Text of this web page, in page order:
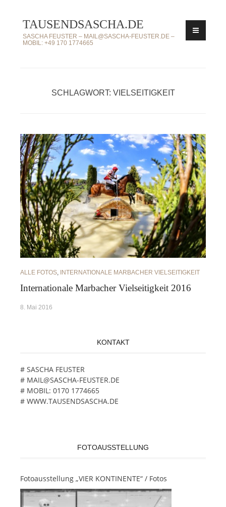
Inhalt
springen
TAUSENDSASCHA.DE
SASCHA FEUSTER – MAIL@SASCHA-FEUSTER.DE –
MOBIL: +49 170 1774665
SCHLAGWORT: VIELSEITIGKEIT
ALLE FOTOS INTERNATIONALE MARBACHER VIELSEITIGKEIT
Internationale Marbacher Vielseitigkeit 2016
8. Mai 2016
KONTAKT
# SASCHA FEUSTER
# MAIL@SASCHA-FEUSTER.DE
# MOBIL: 0170 1774665
# WWW.TAUSENDSASCHA.DE
FOTOAUSSTELLUNG
Fotoausstellung „VIER KONTINENTE“ / Fotos